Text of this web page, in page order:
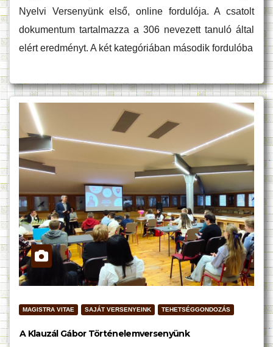
Nyelvi Versenyünk első, online fordulója. A csatolt
dokumentum tartalmazza a 306 nevezett tanuló által
elért eredményt. A két kategóriában második fordulóba
MAGISTRA VITAE SAJÁT VERSENYEINK TEHETSÉGGONDOZÁS
A Klauzál Gábor Történelemversenyünk